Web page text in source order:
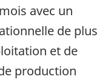
avec un
de plus
et de
production